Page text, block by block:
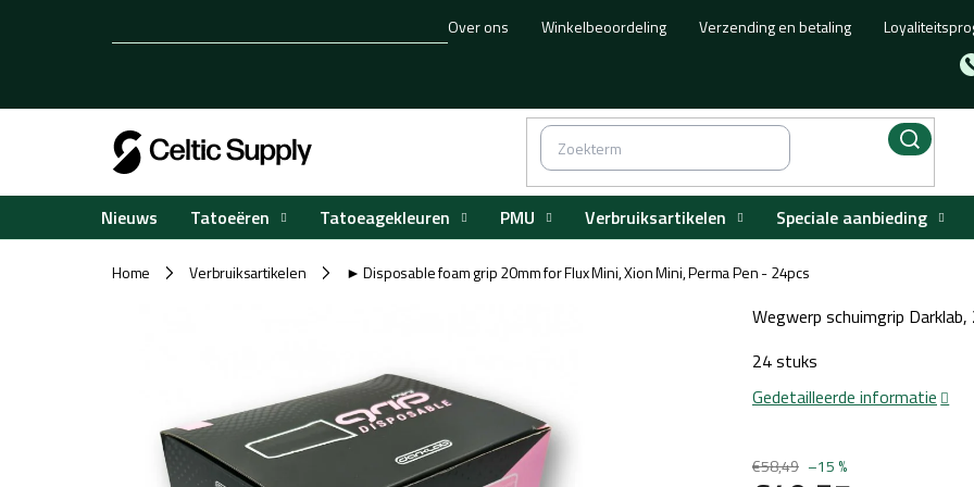
Over ons Winkelbeoordeling Verzending en betaling
Nieuws Tatoeëren Tatoeagekleuren PMU Verbruiksartikelen Speciale aanbieding
Home / Verbruiksartikelen / ► Disposable foam grip 20mm for Flux Mini, Xion Mini, Perma Pen - 24pcs
€58,49 –15 %
Wegwerp schuimgrip
24 stuks
Gedetailleerde informatie